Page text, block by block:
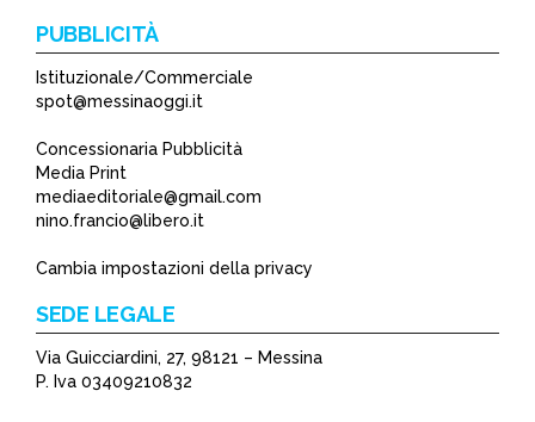
PUBBLICITÀ
Istituzionale/Commerciale
spot@messinaoggi.it
Concessionaria Pubblicità
Media Print
mediaeditoriale@gmail.com
nino.francio@libero.it
Cambia impostazioni della privacy
SEDE LEGALE
Via Guicciardini, 27, 98121 – Messina
P. Iva 03409210832